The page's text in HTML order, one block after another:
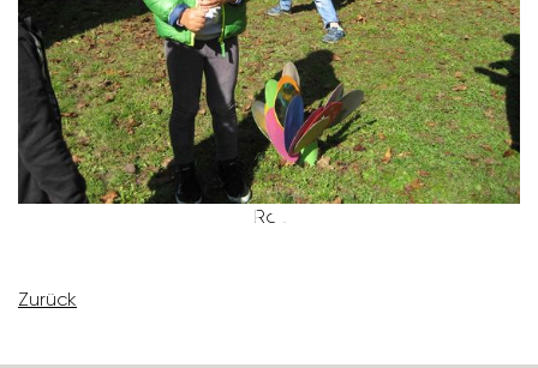
Rot
Zurück